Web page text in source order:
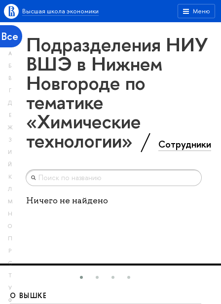
Меню
Высшая школа экономики
Все
А
Б
В
Г
Д
Е
Ж
З
И
Й
К
Л
М
Н
О
П
Р
С
Т
У
Ф
Подразделения НИУ
ВШЭ в Нижнем
Новгороде по
тематике
«Химические
технологии» Сотрудники
Ничего не найдено
О ВЫШКЕ